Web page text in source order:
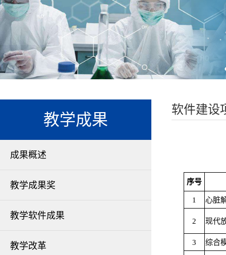
教学成果
成果概述
教学成果奖
教学软件成果
教学改革
软件建设
序号
1 心脏
2 现代
3 综合